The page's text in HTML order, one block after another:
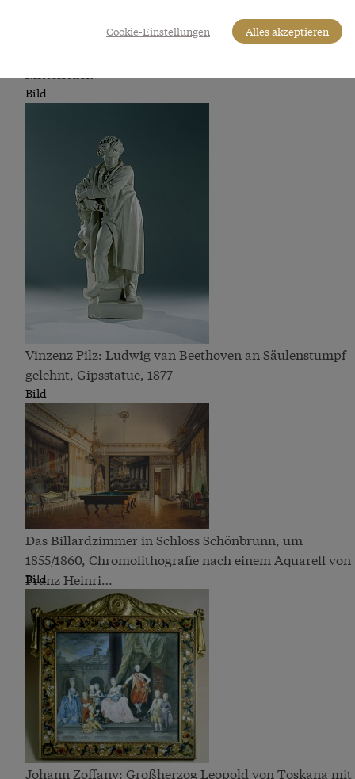
Bild
Vinzenz Pilz: Ludwig van Beethoven an Säulenstumpf
gelehnt, Gipsstatue, 1877
Bild
Das Billardzimmer in Schloss Schönbrunn, um
1855/1860, Chromolithografie nach einem Aquarell von
Franz Heinri…
Bild
Johann Zoffany: Großherzog Leopold von Toskana mit
Cookie-Einstellungen Alles akzeptieren